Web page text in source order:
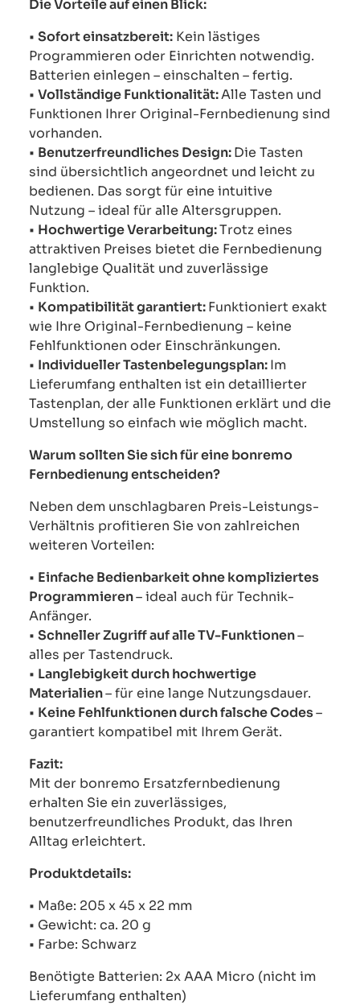
Die Vorteile auf einen Blick:
• Sofort einsatzbereit: Kein lästiges
Programmieren oder Einrichten notwendig.
Batterien einlegen – einschalten – fertig.
• Vollständige Funktionalität:Alle Tasten und
Funktionen Ihrer Original-Fernbedienung sind
vorhanden.
• Benutzerfreundliches Design:Die Tasten
sind übersichtlich angeordnet und leicht zu
bedienen. Das sorgt für eine intuitive
Nutzung – ideal für alle Altersgruppen.
• Hochwertige Verarbeitung:Trotz eines
attraktiven Preises bietet die Fernbedienung
langlebige Qualität und zuverlässige
Funktion.
• Kompatibilität garantiert:Funktioniert exakt
wie Ihre Original-Fernbedienung – keine
Fehlfunktionen oder Einschränkungen.
• Individueller Tastenbelegungsplan:Im
Lieferumfang enthalten ist ein detaillierter
Tastenplan, der alle Funktionen erklärt und die
Umstellung so einfach wie möglich macht.
Warum sollten Sie sich für eine bonremo
Fernbedienung entscheiden?
Neben dem unschlagbaren Preis-Leistungs-
Verhältnis profitieren Sie von zahlreichen
weiteren Vorteilen:
• Einfache Bedienbarkeit ohne kompliziertes
Programmieren– ideal auch für Technik-
Anfänger.
• Schneller Zugriff auf alle TV-Funktionen–
alles per Tastendruck.
• Langlebigkeit durch hochwertige
Materialien– für eine lange Nutzungsdauer.
• Keine Fehlfunktionen durch falsche Codes–
garantiert kompatibel mit Ihrem Gerät.
Fazit:
Mit der bonremo Ersatzfernbedienung
erhalten Sie ein zuverlässiges,
benutzerfreundliches Produkt, das Ihren
Alltag erleichtert.
Produktdetails:
• Maße: 205 x 45 x 22 mm
• Gewicht: ca. 20 g
• Farbe: Schwarz
Benötigte Batterien: 2x AAA Micro (nicht im
Lieferumfang enthalten)